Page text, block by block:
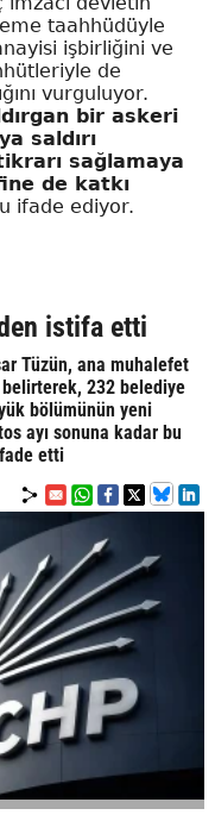
taahhüdüyle
işbirliğini ve
de
vurguluyor.
bir askeri
saldırı
sağlamaya
de katkı
ifade ediyor.
istifa etti
Tüzün, ana muhalefet
belirterek, 232 belediye
bölümünün yeni
ayı sonuna kadar bu
etti